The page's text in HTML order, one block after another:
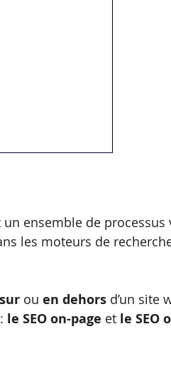
un ensemble de
les moteurs de
sur ou en dehors d’un site
le SEO on-page et le SEO